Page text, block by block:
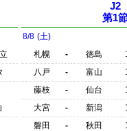
J2
第1
8/8 (土)
札幌
- 徳島
八戸
- 富山
藤枝
- 仙台
大宮
- 新潟
磐田
- 秋田